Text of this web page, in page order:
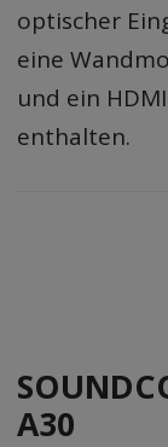
optischer
eine
und ein
enthalten.
A30